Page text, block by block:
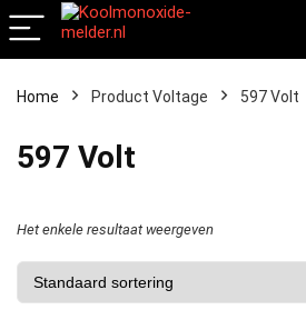
Home Product Voltage ‎597 Volt
‎597 Volt
Het enkele resultaat weergeven